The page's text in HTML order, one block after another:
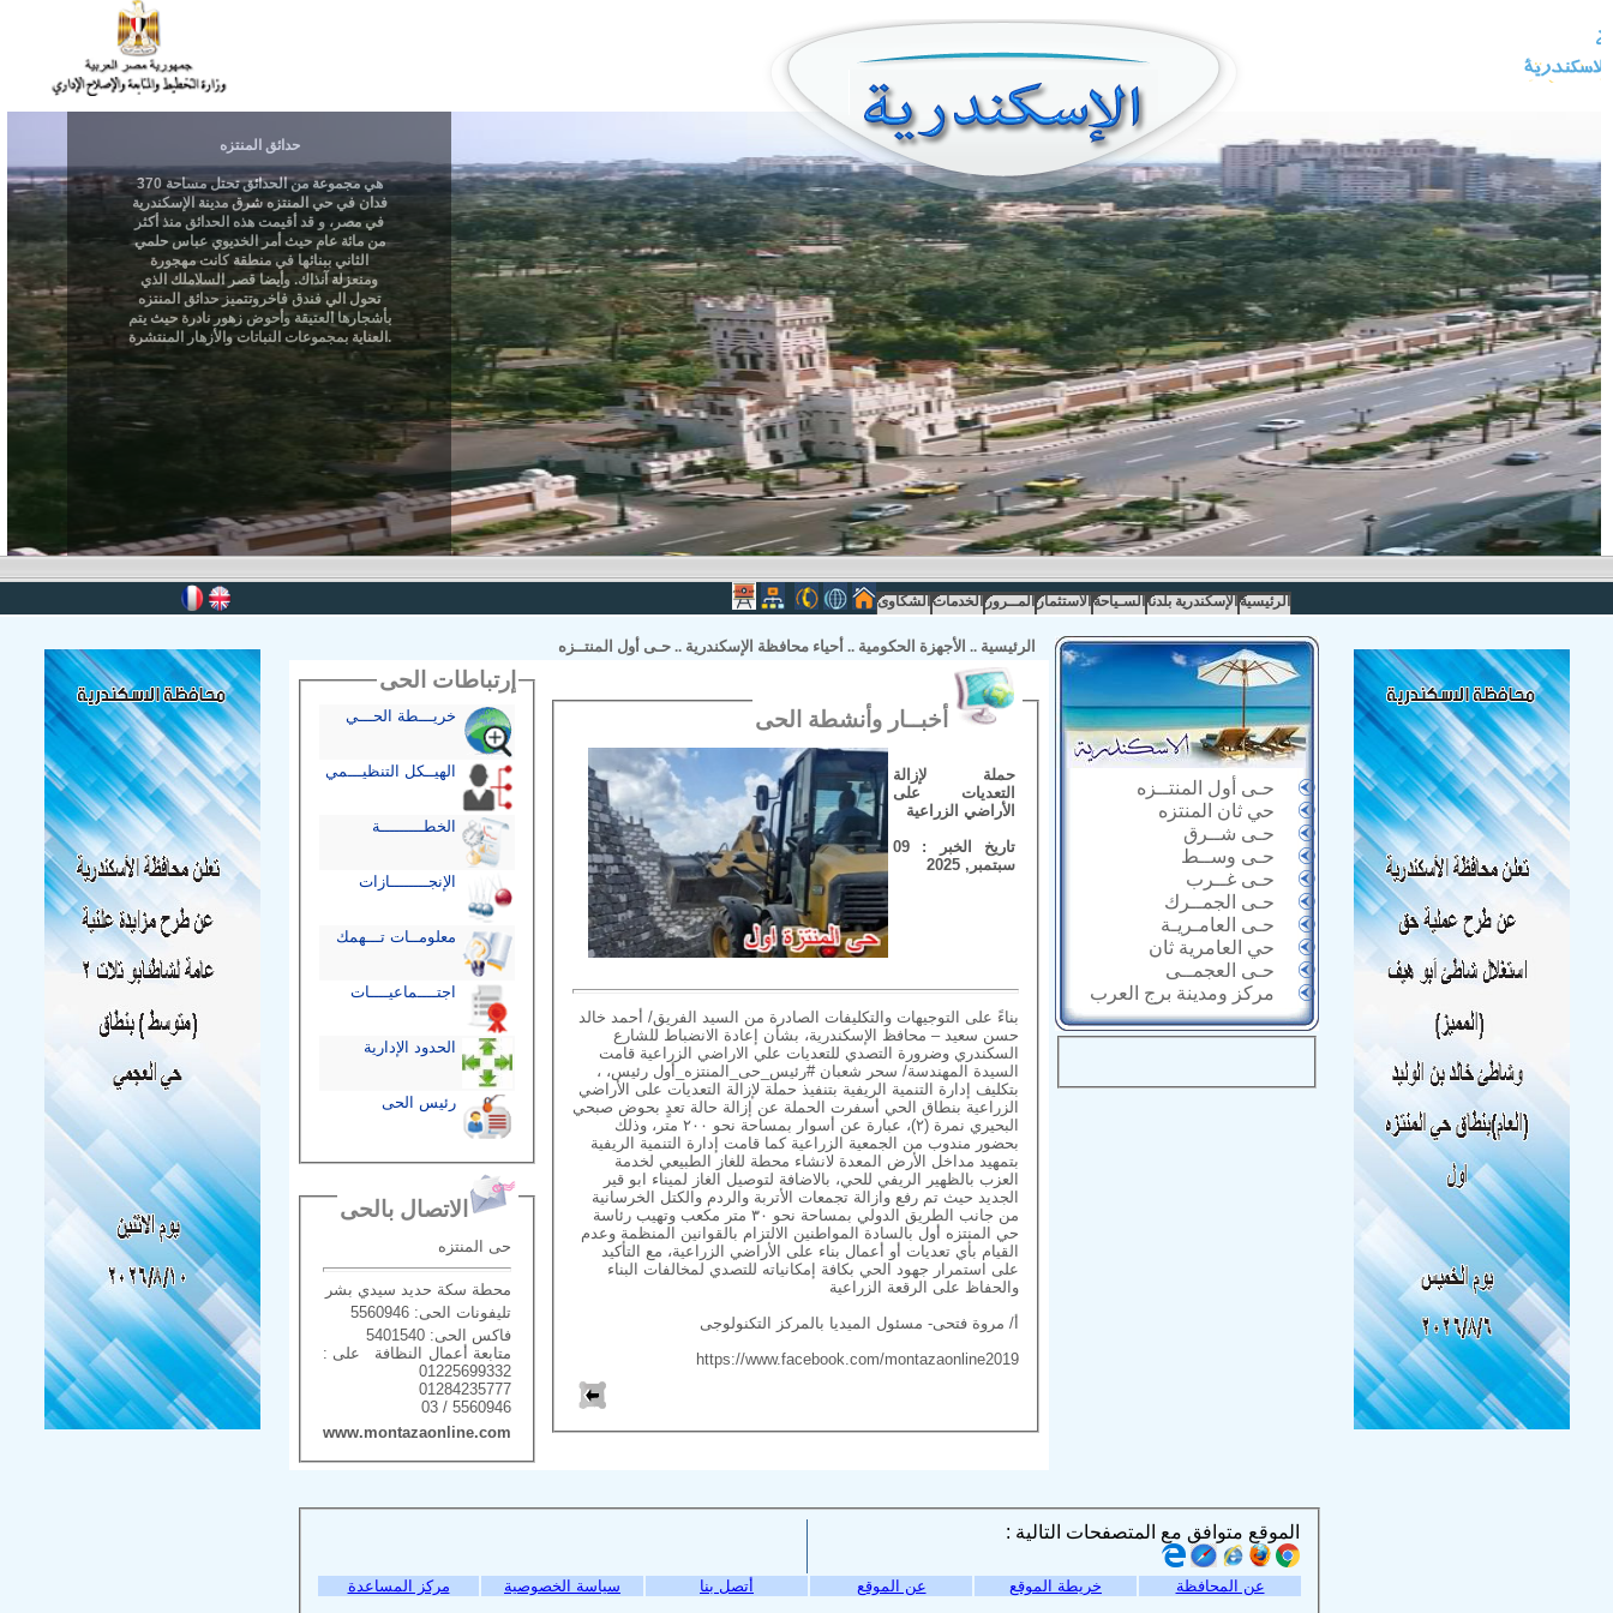
الرئيسية الإسكندرية بلدنا السـياحة الاستثمار المــرور الخدمات الشكاوى
حـى أول المنتــزه
حي ثان المنتزه
حـى شــرق
حـى وســط
حـى غــرب
حـى الجمــرك
حـى العامـريـة
حي العامرية ثان
حـى العجمــى
مركز ومدينة برج العرب
الرئيسية .. الأجهزة الحكومية .. أحياء محافظة الإسكندرية .. حـى أول المنتــزه
حملة لإزالة
التعديات على
الأراضي الزراعية
تاريخ الخبر : 09
سبتمبر, 2025
بناءً على التوجيهات والتكليفات الصادرة من السيد الفريق/ أحمد خالد
حسن سعيد – محافظ الإسكندرية، بشأن إعادة الانضباط للشارع
السكندري وضرورة التصدي للتعديات علي الاراضي الزراعية قامت
السيدة المهندسة/ سحر شعبان #رئيس_حى_المنتزه_أول رئيس، ،
بتكليف إدارة التنمية الريفية بتنفيذ حملة لإزالة التعديات على الأراضي
الزراعية بنطاق الحي أسفرت الحملة عن إزالة حالة تعدٍ بحوض صبحي
البحيري نمرة (٢)، عبارة عن أسوار بمساحة نحو ٢٠٠ متر، وذلك
بحضور مندوب من الجمعية الزراعية كما قامت إدارة التنمية الريفية
بتمهيد مداخل الأرض المعدة لانشاء محطة للغاز الطبيعي لخدمة
العزب بالظهير الريفي للحي، بالاضافة لتوصيل الغاز لميناء ابو قير
الجديد حيث تم رفع وازالة تجمعات الأتربة والردم والكتل الخرسانية
من جانب الطريق الدولي بمساحة نحو ٣٠ متر مكعب وتهيب رئاسة
حي المنتزه أول بالسادة المواطنين الالتزام بالقوانين المنظمة وعدم
القيام بأي تعديات أو أعمال بناء على الأراضي الزراعية، مع التأكيد
على استمرار جهود الحي بكافة إمكانياته للتصدي لمخالفات البناء
والحفاظ على الرقعة الزراعية
أ/ مروة فتحى- مسئول الميديا بالمركز التكنولوجى
https://www.facebook.com/montazaonline2019
إرتباطات الحى
خريـــطة الحـــي
الهيــكل التنظيـــمي
الخطـــــــــة
الإنجــــــــازات
معلومــات تـــهمك
اجتــــماعيــــات
الحدود الإدارية
رئيس الحى
الاتصال بالحى
حى المنتزه
محطة سكة حديد سيدي بشر
تليفونات الحى: 5560946
فاكس الحى: 5401540
متابعة أعمال النظافة على :
01225699332
01284235777
5560946 / 03
www.montazaonline.com
الموقع متوافق مع المتصفحات التالية :
عن المحافظة خريطة الموقع عن الموقع أتصل بنا سياسة الخصوصية مركز المساعدة